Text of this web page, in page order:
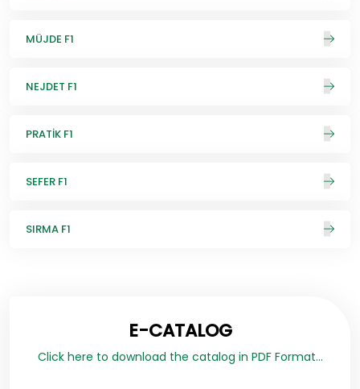
MÜJDE F1
NEJDET F1
PRATİK F1
SEFER F1
SIRMA F1
E-CATALOG
Click here to download the catalog in PDF Format...